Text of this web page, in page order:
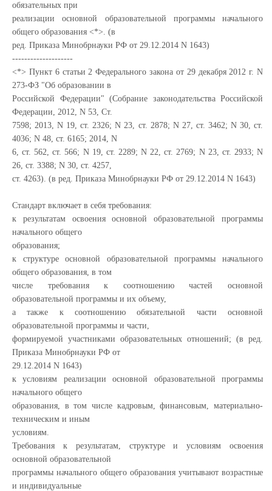
обязательных при
реализации основной образовательной программы начального
общего образования <*>. (в
ред. Приказа Минобрнауки РФ от 29.12.2014 N 1643)
--------------------
<*> Пункт 6 статьи 2 Федерального закона от 29 декабря 2012 г. N
273-ФЗ "Об образовании в
Российской Федерации" (Собрание законодательства Российской
Федерации, 2012, N 53, Ст.
7598; 2013, N 19, ст. 2326; N 23, ст. 2878; N 27, ст. 3462; N 30, ст.
4036; N 48, ст. 6165; 2014, N
6, ст. 562, ст. 566; N 19, ст. 2289; N 22, ст. 2769; N 23, ст. 2933; N
26, ст. 3388; N 30, ст. 4257,
ст. 4263). (в ред. Приказа Минобрнауки РФ от 29.12.2014 N 1643)
Стандарт включает в себя требования:
к результатам освоения основной образовательной программы
начального общего
образования;
к структуре основной образовательной программы начального
общего образования, в том
числе требования к соотношению частей основной
образовательной программы и их объему,
а также к соотношению обязательной части основной
образовательной программы и части,
формируемой участниками образовательных отношений; (в ред.
Приказа Минобрнауки РФ от
29.12.2014 N 1643)
к условиям реализации основной образовательной программы
начального общего
образования, в том числе кадровым, финансовым, материально-
техническим и иным
условиям.
Требования к результатам, структуре и условиям освоения
основной образовательной
программы начального общего образования учитывают возрастные
и индивидуальные